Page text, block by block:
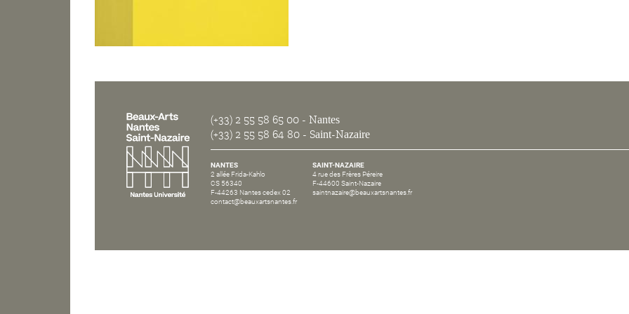
(+33) 2 55 58 65 00 - Nantes
(+33) 2 55 58 64 80 - Saint-Nazaire
NANTES
2 allée Frida-Kahlo
CS 56340
F-44263 Nantes cedex 02
contact@beauxartsnantes.fr
SAINT-NAZAIRE
4 rue des Frères Péreire
F-44600 Saint-Nazaire
saintnazaire@beauxartsnantes.fr